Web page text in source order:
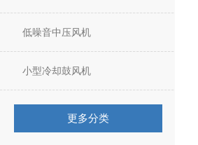
低噪音中压风机
小型冷却鼓风机
更多分类